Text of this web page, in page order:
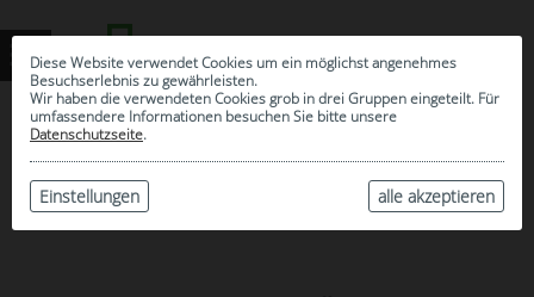
Diese Website verwendet Cookies um ein möglichst angenehmes
Besuchserlebnis zu gewährleisten.
Wir haben die verwendeten Cookies grob in drei Gruppen eingeteilt. Für
umfassendere Informationen besuchen Sie bitte unsere
Datenschutzseite.
alle akzeptieren
Einstellungen
ARCHIV